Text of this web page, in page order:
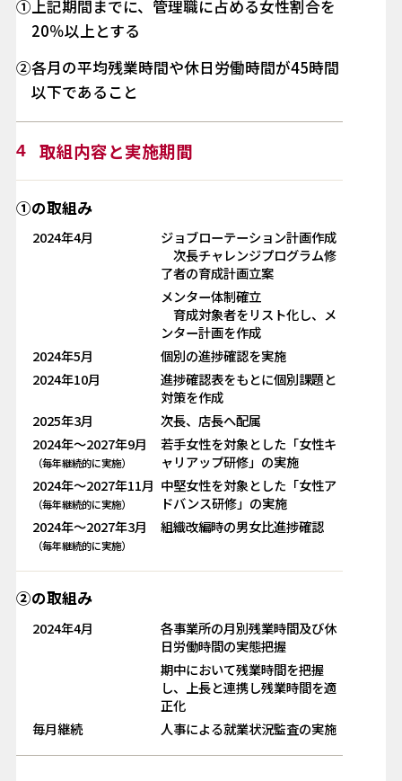
①上記期間までに、管理職に占める女性割合を
20％以上とする
②各月の平均残業時間や休日労働時間が45時間
以下であること
4 取組内容と実施期間
①の取組み
2024年4月
ジョブローテーション計画作成
次長チャレンジプログラム修
了者の育成計画立案
メンター体制確立
育成対象者をリスト化し、メ
ンター計画を作成
2024年5月
個別の進捗確認を実施
2024年10月
進捗確認表をもとに個別課題と
対策を作成
2025年3月
次長、店長へ配属
2024年～2027年9月
（毎年継続的に実施）
若手女性を対象とした「女性キ
ャリアップ研修」の実施
2024年～2027年11月
（毎年継続的に実施）
中堅女性を対象とした「女性ア
ドバンス研修」の実施
2024年～2027年3月
（毎年継続的に実施）
組織改編時の男女比進捗確認
②の取組み
2024年4月
各事業所の月別残業時間及び休
日労働時間の実態把握
期中において残業時間を把握
し、上長と連携し残業時間を適
正化
毎月継続
人事による就業状況監査の実施